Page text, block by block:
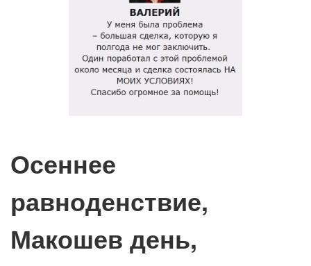
Осеннее
равноденствие,
Макошев день,